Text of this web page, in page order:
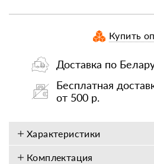
Купить
Доставка по
Бесплатная
от 500 р.
Характеристики
Комплектация